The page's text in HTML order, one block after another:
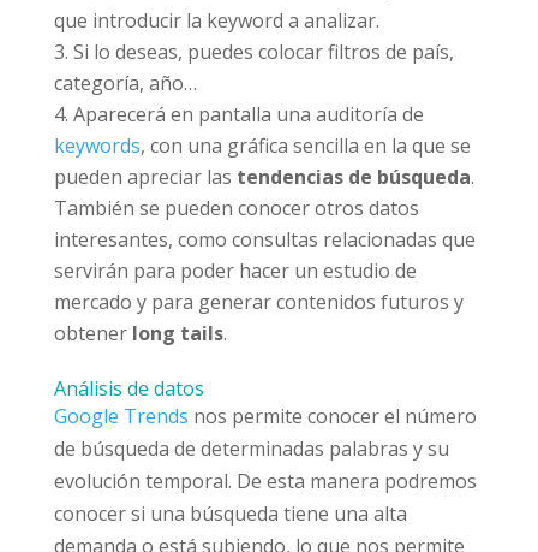
que introducir la keyword a analizar.
Si lo deseas, puedes colocar filtros de país,
categoría, año…
Aparecerá en pantalla una auditoría de
keywords, con una gráfica sencilla en la que se
pueden apreciar las tendencias de búsqueda.
También se pueden conocer otros datos
interesantes, como consultas relacionadas que
servirán para poder hacer un estudio de
mercado y para generar contenidos futuros y
obtener long tails.
Análisis de datos
Google Trends nos permite conocer el número
de búsqueda de determinadas palabras y su
evolución temporal. De esta manera podremos
conocer si una búsqueda tiene una alta
demanda o está subiendo, lo que nos permite